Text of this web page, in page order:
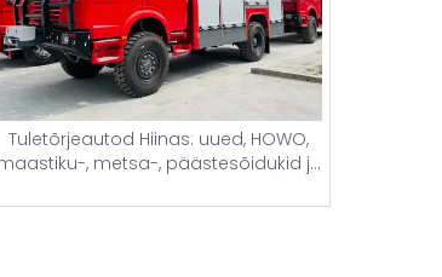
Tuletõrjeautod Hiinas: uued, HOWO,
, metsa-, päästesõidukid ja
uhiuute tuletõrjeautode hinnad